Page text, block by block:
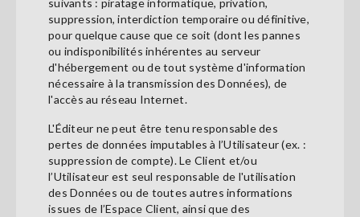
suivants : piratage informatique, privation,
suppression, interdiction temporaire ou définitive,
pour quelque cause que ce soit (dont les pannes
ou indisponibilités inhérentes au serveur
d'hébergement ou de tout système d'information
nécessaire à la transmission des Données), de
l'accès au réseau Internet.
L'Éditeur ne peut être tenu responsable des
pertes de données imputables à l’Utilisateur (ex. :
suppression de compte). Le Client et/ou
l’Utilisateur est seul responsable de l'utilisation
des Données ou de toutes autres informations
issues de l’Espace Client, ainsi que des